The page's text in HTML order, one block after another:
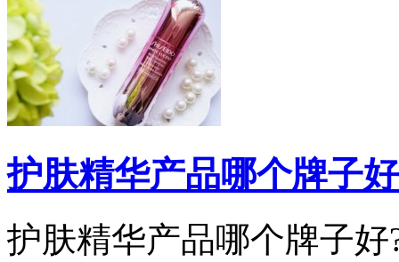
护肤精华产品哪个牌子好
护肤精华产品哪个牌子